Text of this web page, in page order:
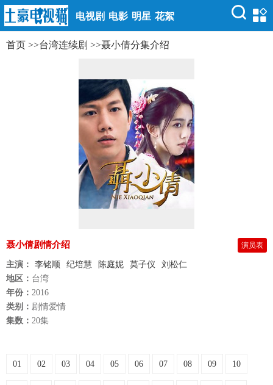
电视剧 电影 明星 花絮
首页 >>台湾连续剧 >>聂小倩分集介绍
聂小倩剧情介绍 演员表
主演： 李铭顺 纪培慧 陈庭妮 莫子仪
刘松仁
地区： 台湾
年份： 2016
类别： 剧情爱情
集数： 20集
01 02 03 04 05 06 07 08 09 10